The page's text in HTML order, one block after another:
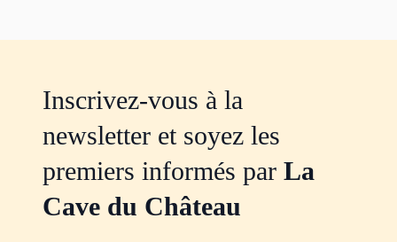
Inscrivez-vous à la
newsletter et soyez les
premiers informés par La
Cave du Château